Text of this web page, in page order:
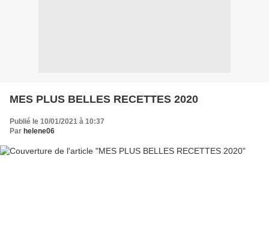
MES PLUS BELLES RECETTES 2020
Publié le 10/01/2021 à 10:37
Par helene06